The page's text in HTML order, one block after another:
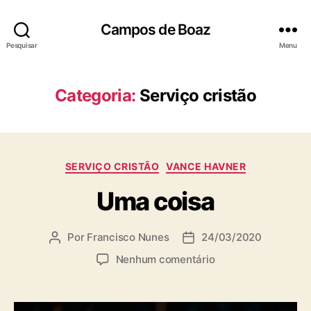
Pesquisar
Campos de Boaz
Menu
Categoria: Serviço cristão
C
t
e
o
r
s
SERVIÇO CRISTÃO VANCE HAVNER
Uma coisa
A Por Francisco Nunes
D 24/03/2020
Nenhum comentárioe
m